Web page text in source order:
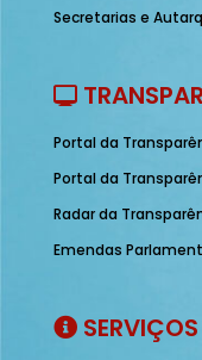
Secretarias e
Portal da
Portal da
Radar da
Emendas
SERVIÇOS